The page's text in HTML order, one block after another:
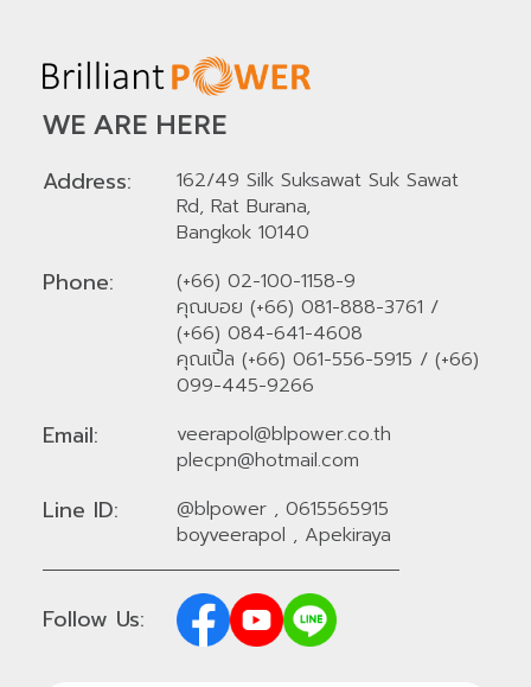
WE ARE HERE
Address:
162/49 Silk Suksawat Suk Sawat
Rd, Rat Burana,
Bangkok 10140
Phone:
(+66) 02-100-1158-9
คุณบอย (+66) 081-888-3761 /
(+66) 084-641-4608
คุณเปิ้ล (+66) 061-556-5915 / (+66)
099-445-9266
Email:
veerapol@blpower.co.th
plecpn@hotmail.com
Line ID: @blpower, 0615565915
boyveerapol , Apekiraya
Follow Us: